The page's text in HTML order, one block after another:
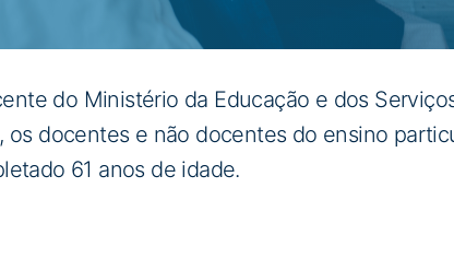
do Ministério da Educação e dos
docentes e não docentes do ensino
61 anos de idade.